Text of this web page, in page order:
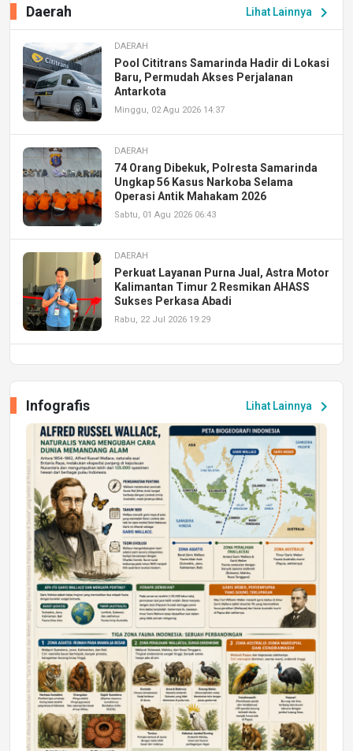
Lihat Lainnya chevron_right
Daerah
DAERAH
Pool Cititrans Samarinda Hadir di Lokasi
Baru, Permudah Akses Perjalanan
Antarkota
Minggu, 02 Agu 2026 14:37
DAERAH
74 Orang Dibekuk, Polresta Samarinda
Ungkap 56 Kasus Narkoba Selama
Operasi Antik Mahakam 2026
Sabtu, 01 Agu 2026 06:43
DAERAH
Perkuat Layanan Purna Jual, Astra Motor
Kalimantan Timur 2 Resmikan AHASS
Sukses Perkasa Abadi
Rabu, 22 Jul 2026 19:29
Peluang Kerja dan Magang
Jumat, 17 Jul 2026 22:30
DAERAH
Astra Motor Kalimantan Timur 2 Dukung
Mahasiswa Samarinda dalam Astra
Honda SDGs Future Leaders 2026
Jumat, 10 Jul 2026 19:01
Lihat Lainnya chevron_right
Infografis